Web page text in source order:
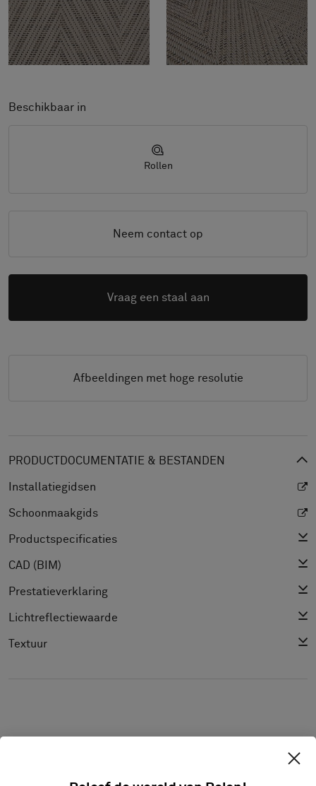
Beschikbaar in
Rollen
Neem contact op
Vraag een staal aan
Afbeeldingen met hoge resolutie
PRODUCTDOCUMENTATIE & BESTANDEN
Installatiegidsen
Schoonmaakgids
Productspecificaties
CAD (BIM)
Prestatieverklaring
Lichtreflectiewaarde
Textuur